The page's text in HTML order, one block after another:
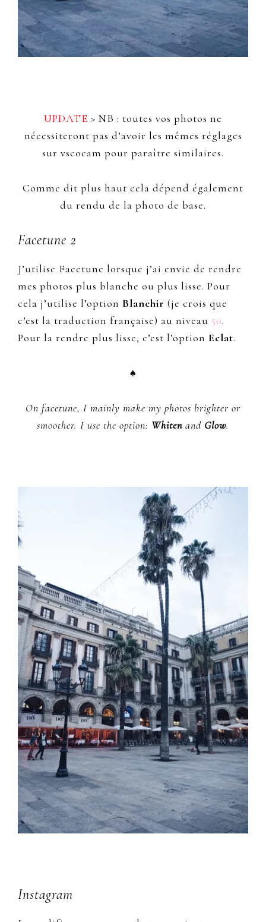
UPDATE > NB : toutes vos photos ne
nécessiteront pas d’avoir les mêmes réglages
sur vscocam pour paraître similaires.
Comme dit plus haut cela dépend également
du rendu de la photo de base.
Facetune 2
J’utilise Facetune lorsque j’ai envie de rendre
mes photos plus blanche ou plus lisse. Pour
cela j’utilise l’option Blanchir (je crois que
c’est la traduction française) au niveau 50.
Pour la rendre plus lisse, c’est l’option Eclat.
♠
On facetune, I mainly make my photos brighter or
smoother. I use the option: Whiten and Glow.
Instagram